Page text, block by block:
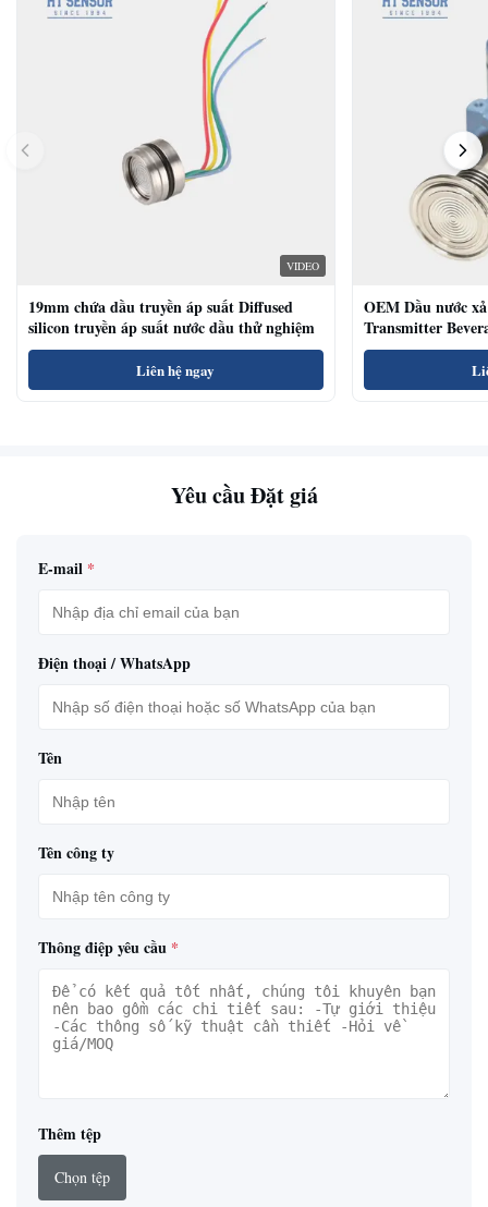
VIDEO
19mm chứa dầu truyền áp suất Diffused
silicon truyền áp suất nước dầu thử nghiệm
Liên hệ ngay
OEM Dầu nước
Transmitter
Sensor
Yêu cầu Đặt giá
E-mail *
Điện thoại / WhatsApp
Tên
Tên công ty
Thông điệp yêu cầu *
Thêm tệp
Chọn tệp